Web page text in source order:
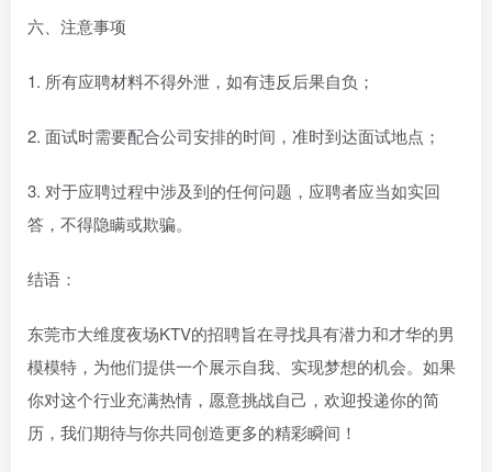
六、注意事项
1. 所有应聘材料不得外泄，如有违反后果自负；
2. 面试时需要配合公司安排的时间，准时到达面试地点；
3. 对于应聘过程中涉及到的任何问题，应聘者应当如实回
答，不得隐瞒或欺骗。
结语：
东莞市大维度夜场KTV的招聘旨在寻找具有潜力和才华的男
模模特，为他们提供一个展示自我、实现梦想的机会。如果
你对这个行业充满热情，愿意挑战自己，欢迎投递你的简
历，我们期待与你共同创造更多的精彩瞬间！